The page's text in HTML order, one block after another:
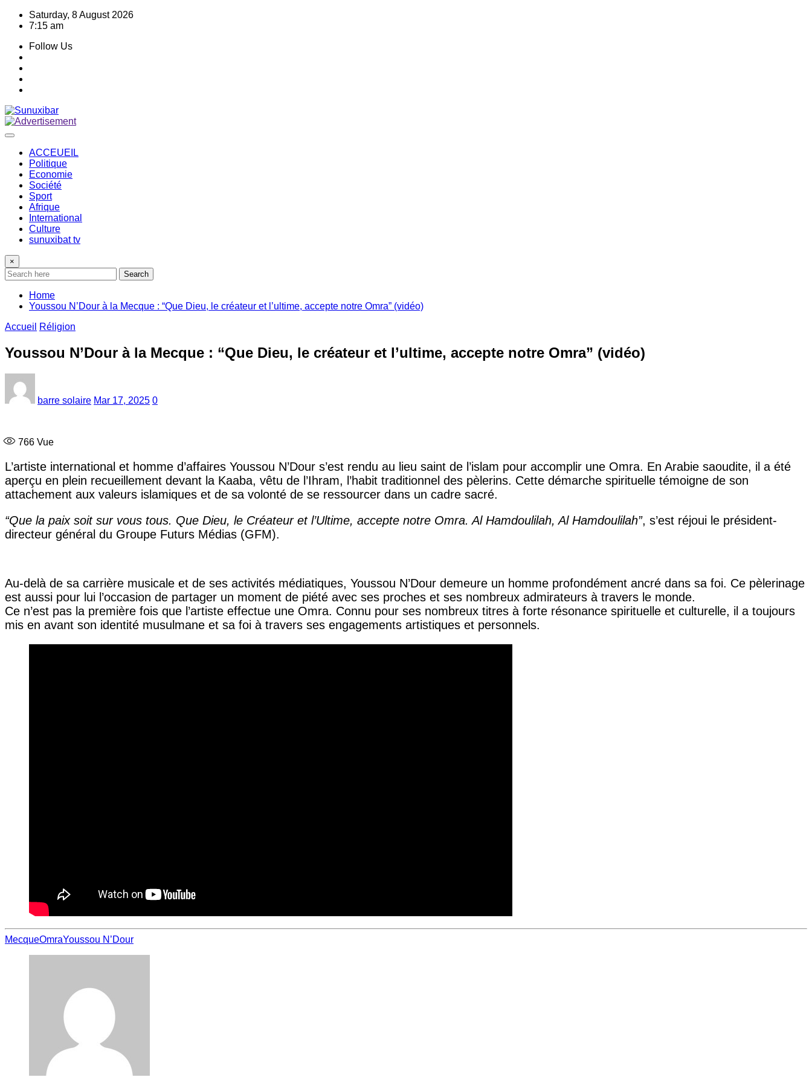
Skip
Saturday, 8 August 2026
7:15 am
Follow Us
ACCEUEIL
Politique
Economie
Société
Sport
Afrique
International
Culture
sunuxibat tv
×
Search
Home
Youssou N’Dour à la Mecque : “Que Dieu, le créateur et l’ultime, accepte notre Omra” (vidéo)
Accueil
Réligion
Youssou N’Dour à la Mecque : “Que Dieu, le créateur et l’ultime, accepte notre Omra” (vidéo)
barre solaire Mar 17, 2025 0
766 Vue
L’artiste international et homme d’affaires Youssou N’Dour s’est rendu au lieu saint de l’islam pour accomplir une Omra. En Arabie saoudite, il a été
aperçu en plein recueillement devant la Kaaba, vêtu de l’Ihram, l’habit traditionnel des pèlerins. Cette démarche spirituelle témoigne de son
attachement aux valeurs islamiques et de sa volonté de se ressourcer dans un cadre sacré.
“Que la paix soit sur vous tous. Que Dieu, le Créateur et l’Ultime, accepte notre Omra. Al Hamdoulilah, Al Hamdoulilah”, s’est réjoui le président-
directeur général du Groupe Futurs Médias (GFM).
Au-delà de sa carrière musicale et de ses activités médiatiques, Youssou N’Dour demeure un homme profondément ancré dans sa foi. Ce pèlerinage
est aussi pour lui l’occasion de partager un moment de piété avec ses proches et ses nombreux admirateurs à travers le monde.
Ce n’est pas la première fois que l’artiste effectue une Omra. Connu pour ses nombreux titres à forte résonance spirituelle et culturelle, il a toujours
mis en avant son identité musulmane et sa foi à travers ses engagements artistiques et personnels.
MecqueOmraYoussou N’Dour